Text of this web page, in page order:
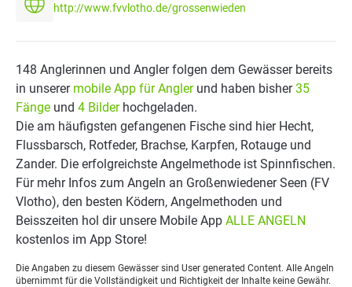
http://www.fvvlotho.de/grossenwieden
148 Anglerinnen und Angler folgen dem Gewässer bereits
in unserer mobile App für Anglerund haben bisher35
Fänge und 4 Bilderhochgeladen.
Die am häufigsten gefangenen Fische sind hier Hecht,
Flussbarsch, Rotfeder, Brachse, Karpfen, Rotauge und
Zander. Die erfolgreichste Angelmethode ist Spinnfischen.
Für mehr Infos zum Angeln an Großenwiedener Seen (FV
Vlotho), den besten Ködern, Angelmethoden und
Beisszeiten hol dir unsere Mobile App ALLE ANGELN
kostenlos im App Store!
Die Angaben zu diesem Gewässer sind User generated Content. Alle Angeln
übernimmt für die Vollständigkeit und Richtigkeit der Inhalte keine Gewähr.